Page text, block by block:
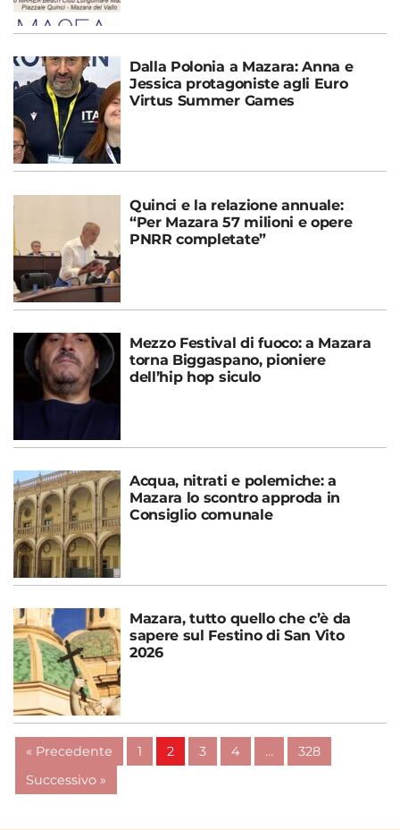
Dalla Polonia a Mazara: Anna e
Jessica protagoniste agli Euro
Virtus Summer Games
Quinci e la relazione annuale:
“Per Mazara 57 milioni e opere
PNRR completate”
Mezzo Festival di fuoco: a Mazara
torna Biggaspano, pioniere
dell’hip hop siculo
Acqua, nitrati e polemiche: a
Mazara lo scontro approda in
Consiglio comunale
Mazara, tutto quello che c’è da
sapere sul Festino di San Vito
2026
« Precedente 1 2 3 4 …
328
Successivo »